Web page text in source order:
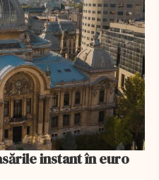
instant în euro